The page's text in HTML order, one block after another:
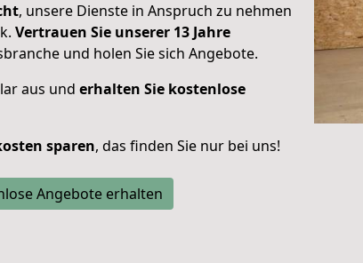
, unsere Dienste in Anspruch zu nehmen
Vertrauen Sie unserer 13 Jahre
und holen Sie sich Angebote.
aus und erhalten Sie kostenlose
sparen, das finden Sie nur bei uns!
Angebote erhalten